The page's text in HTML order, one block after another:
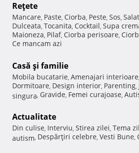
Reţete
Mancare, Paste, Ciorba, Peste, Sos,
Dulceata, Tocanita, Cocktail, Supa
Maioneza, Pilaf, Ciorba perisoare,
Ce mancam azi
Casă şi familie
Mobila bucatarie, Amenajari interioare,
Dormitoare, Design interior, Parenting,
singura, Gravide, Femei curajoase,
Actualitate
Din culise, Interviu, Stirea zilei, Tema
autism, Despărţiri celebre, Vesti Bune,